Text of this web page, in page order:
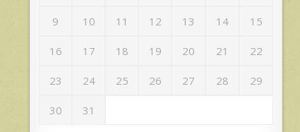
9 10 11 12 13 14 15
16 17 18 19 20 21 22
23 24 25 26 27 28 29
30 31